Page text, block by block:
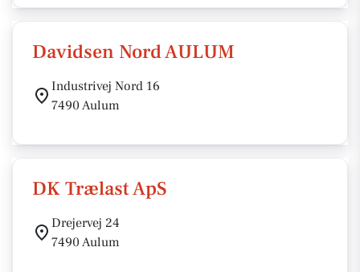
Davidsen Nord AULUM
Industrivej Nord 16
7490 Aulum
DK Trælast ApS
Drejervej 24
7490 Aulum